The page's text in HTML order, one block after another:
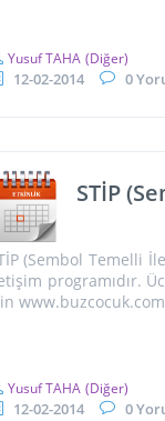
Yusuf TAHA (Diğer)
12-02-2014 0
STİP
(Sembol Temelli
programıdır.
Yusuf TAHA (Diğer)
12-02-2014 0